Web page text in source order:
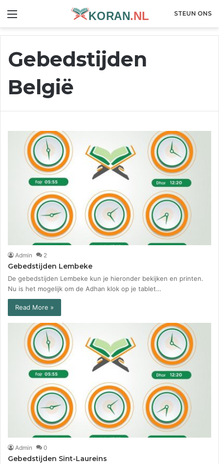
STEUN ONS
Gebedstijden
België
Admin 2
Gebedstijden Lembeke
De gebedstijden Lembeke kun je hieronder bekijken en printen.
Nu is het mogelijk om de Adhan klok op je tablet…
Read More »
Admin 0
Gebedstijden Sint-Laureins